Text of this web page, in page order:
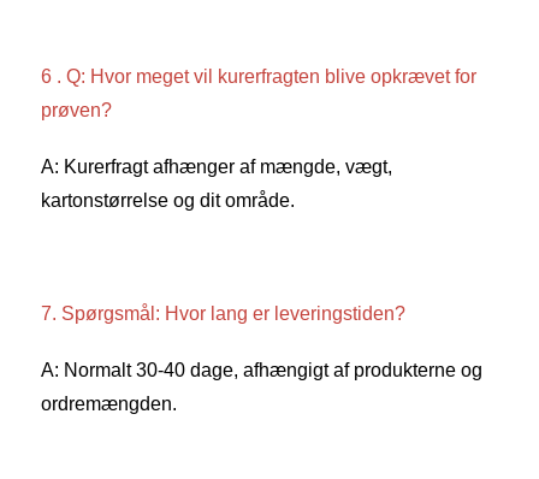
6 . Q: Hvor meget vil kurerfragten blive opkrævet for
prøven?
A: Kurerfragt afhænger af mængde, vægt,
kartonstørrelse og dit område.
7. Spørgsmål: Hvor lang er leveringstiden?
A: Normalt 30-40 dage, afhængigt af produkterne og
ordremængden.